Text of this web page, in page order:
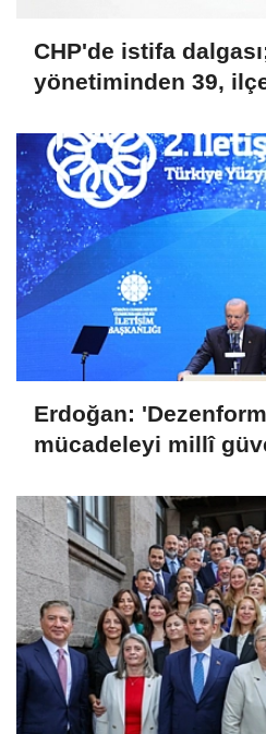
CHP'de istifa
yönetiminden 39,
Erdoğan:
mücadeleyi millî